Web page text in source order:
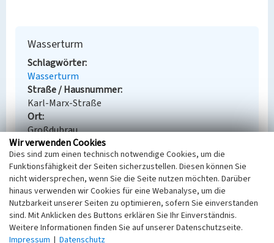
Wasserturm
Schlagwörter
Wasserturm
Straße / Hausnummer
Karl-Marx-Straße
Ort
Großdubrau
Alternativer Ortsname
Wulka Dubrawa
Fachsicht(en)
Denkmalpflege
Erfassungsmaßstab
Keine Angabe
Erfassungsmethode
Übernahme aus externer Fachdatenbank
Wir verwenden Cookies
Dies sind zum einen technisch notwendige Cookies, um die
Funktionsfähigkeit der Seiten sicherzustellen. Diesen können Sie
nicht widersprechen, wenn Sie die Seite nutzen möchten. Darüber
hinaus verwenden wir Cookies für eine Webanalyse, um die
Nutzbarkeit unserer Seiten zu optimieren, sofern Sie einverstanden
sind. Mit Anklicken des Buttons erklären Sie Ihr Einverständnis.
Weitere Informationen finden Sie auf unserer Datenschutzseite.
Impressum | Datenschutz